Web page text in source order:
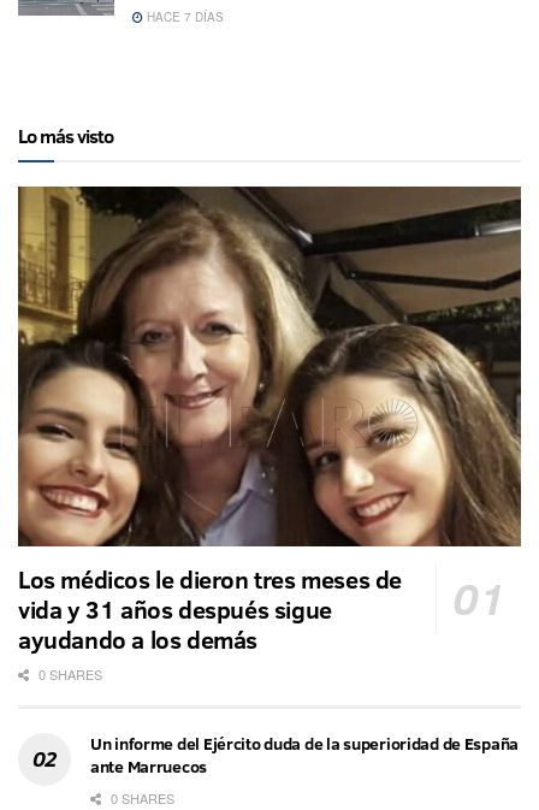
HACE 7 DÍAS
Lo más visto
Los médicos le dieron tres meses de
vida y 31 años después sigue
ayudando a los demás
0 SHARES
Un informe del Ejército duda de la superioridad de España
ante Marruecos
0 SHARES